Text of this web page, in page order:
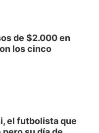
de $2.000 en
los cinco
el futbolista que